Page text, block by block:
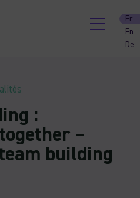
Fr
En
De
:
–
building